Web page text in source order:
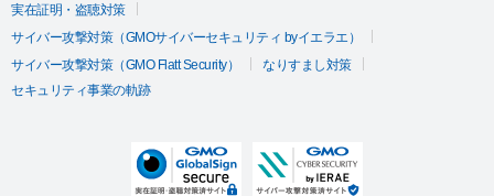
実在証明・盗聴対策
サイバー攻撃対策（GMOサイバーセキュリティ byイエラエ）
サイバー攻撃対策（GMO Flatt Security）
なりすまし対策
セキュリティ事業の軌跡